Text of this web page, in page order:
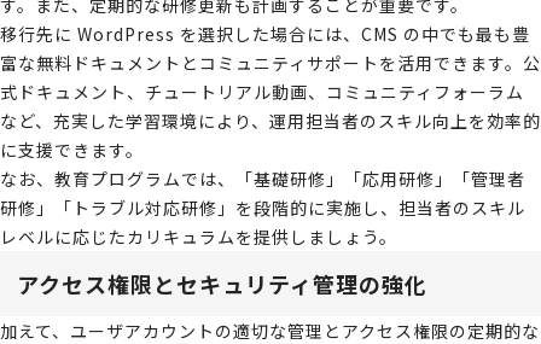
移行先に WordPress を選択した場合には、CMS の中でも最も豊
富な無料ドキュメントとコミュニティサポートを活用できます。公
式ドキュメント、チュートリアル動画、コミュニティフォーラム
など、充実した学習環境により、運用担当者のスキル向上を効率的
に支援できます。
なお、教育プログラムでは、「基礎研修」「応用研修」「管理者
研修」「トラブル対応研修」を段階的に実施し、担当者のスキル
レベルに応じたカリキュラムを提供しましょう。
アクセス権限とセキュリティ管理の強化
加えて、ユーザアカウントの適切な管理とアクセス権限の定期的な